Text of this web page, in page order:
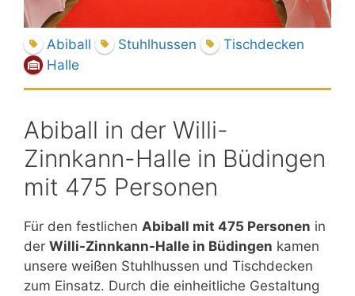
Abiball Stuhlhussen
Tischdecken
Halle
Abiball in der Willi-
Zinnkann-Halle in Büdingen
mit 475 Personen
Für den festlichen Abiball mit 475 Personen in
der Willi-Zinnkann-Halle in Büdingen kamen
unsere weißen Stuhlhussen und Tischdecken
zum Einsatz. Durch die einheitliche Gestaltung